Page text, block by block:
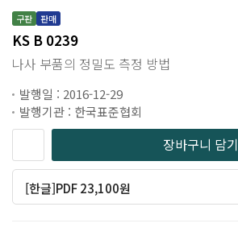
구판 판매
KS B 0239
나사 부품의 정밀도 측정 방법
발행일 : 2016-12-29
발행기관 : 한국표준협회
장바구니 담기
[한글]PDF 23,100원